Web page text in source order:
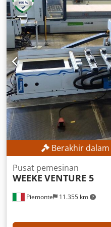
sumbu Y: 2.500 mm Jarak
benda kerja maks.: 2.100
mm Jumlah sumbu: 3
Dodjzrfhbjpfx Aitsck
2.100 mm RINCIAN MESIN
Dimensi (P x L x T): 9.766 x
PERLENGKAPAN Tanda CE
Berakhir dalam
Piemonte 11.355 km
Pusat pemesinan
WEEKE VENTURE 5